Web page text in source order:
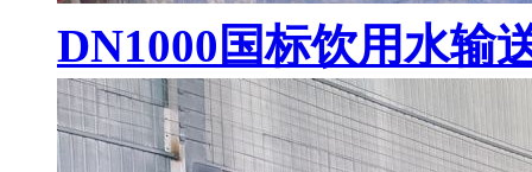
DN1000国标饮用水输